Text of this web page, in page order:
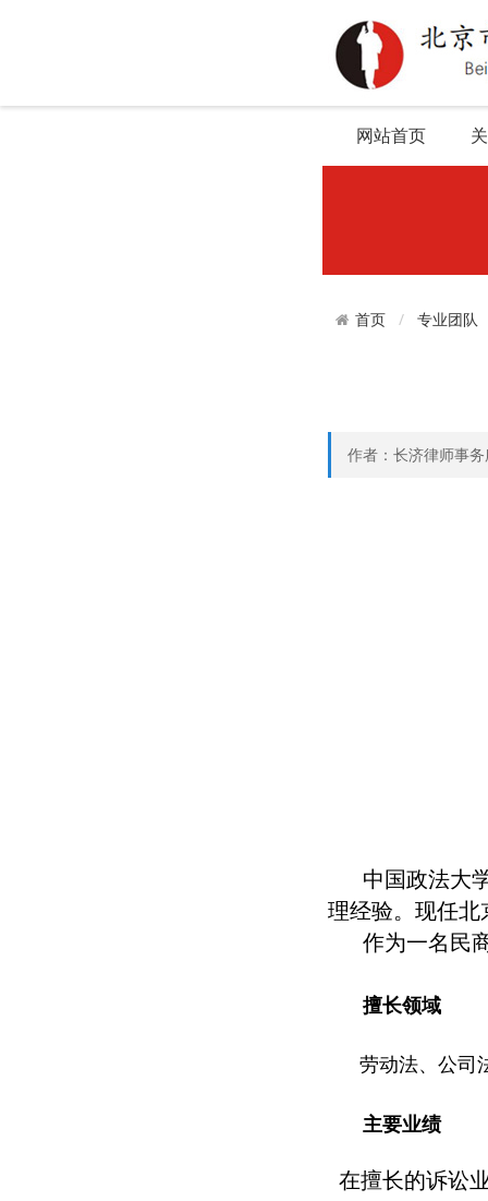
网站首页
首页 专业团队
作者：长济律师事
中国政法大
理经验。现任北
作为一名民
擅长领域
劳动法、公司
主要业绩
在擅长的诉讼